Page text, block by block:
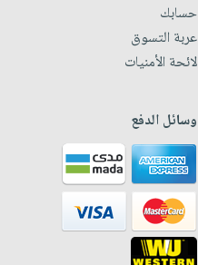
حسابك
عربة التسوق
لائحة الأمنيات
وسائل الدفع